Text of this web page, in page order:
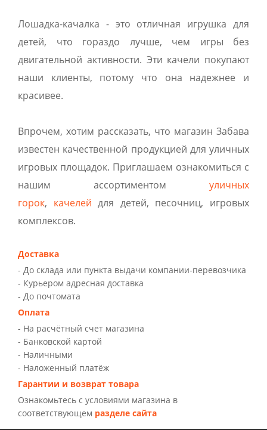
Лошадка-качалка - это отличная игрушка для
детей, что гораздо лучше, чем игры без
двигательной активности. Эти качели покупают
наши клиенты, потому что она надежнее и
красивее.
Впрочем, хотим рассказать, что магазин Забава
известен качественной продукцией для уличных
игровых площадок. Приглашаем ознакомиться с
нашим ассортиментом уличных
горок, качелей для детей, песочниц, игровых
комплексов.
Доставка
- До склада или пункта выдачи компании-перевозчика
- Курьером адресная доставка
- До почтомата
Оплата
- На расчётный счет магазина
- Банковской картой
- Наличными
- Наложенный платёж
Гарантии и возврат товара
Ознакомьтесь с условиями магазина в
соответствующем разделе сайта